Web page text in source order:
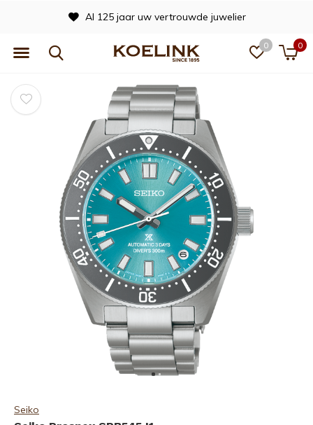
0 0
Al 125 jaar uw vertrouwde juwelier
Seiko